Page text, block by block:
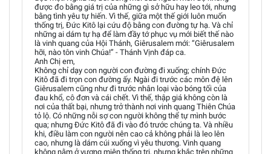
được đo bằng giá trị của những gì sở hữu hay leo tới, nhưng
bằng tình yêu tự hiến. Vì thế, giữa một thế giới luôn muốn
thống trị, Đức Kitô lại cứu độ bằng con đường tự hạ. Và chỉ
những ai dám tự hạ để làm đầy tớ phục vụ mới biết thế nào
là vinh quang của Hội Thánh, Giêrusalem mới: “Giêrusalem
hỡi, nào tôn vinh Chúa!” - Thánh Vịnh đáp ca.
Anh Chị em,
Không chỉ dạy con người con đường đi xuống; chính Đức
Kitô đã đi trọn con đường ấy. Ngài đi trước các môn đệ lên
Giêrusalem cũng như đi trước nhân loại vào bóng tối của
đau khổ, cô đơn và cái chết. Vì thế, thập giá không còn là
nơi của thất bại, nhưng trở thành nơi vinh quang Thiên Chúa
tỏ lộ. Có những nỗi sợ con người không thể tự mình bước
qua; nhưng Đức Kitô đã đi vào đó trước chúng ta. Và nhiều
khi, điều làm con người nên cao cả không phải là leo lên
cao, nhưng là dám cúi xuống vì yêu thương. Vinh quang
không nằm ở vương miện thống trị, nhưng khắc trên những